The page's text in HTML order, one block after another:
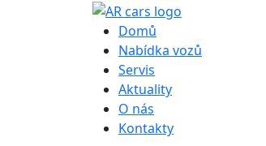
Hlavní navigace
Domů
Nabídka vozů
Servis
Aktuality
O nás
Kontakty